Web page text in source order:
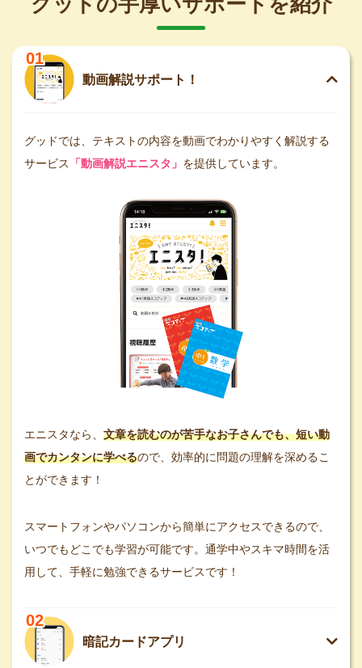
01
動画解説サポート！
グッドでは、テキストの内容を動画でわかりやすく解説する
サービス 「動画解説エニスタ」 を提供しています。
エニスタなら、 文章を読むのが苦手なお子さんでも、短い動
画でカンタンに学べるので、効率的に問題の理解を深めるこ
とができます！
スマートフォンやパソコンから簡単にアクセスできるので、
いつでもどこでも学習が可能です。通学中やスキマ時間を活
用して、手軽に勉強できるサービスです！
02
暗記カードアプリ